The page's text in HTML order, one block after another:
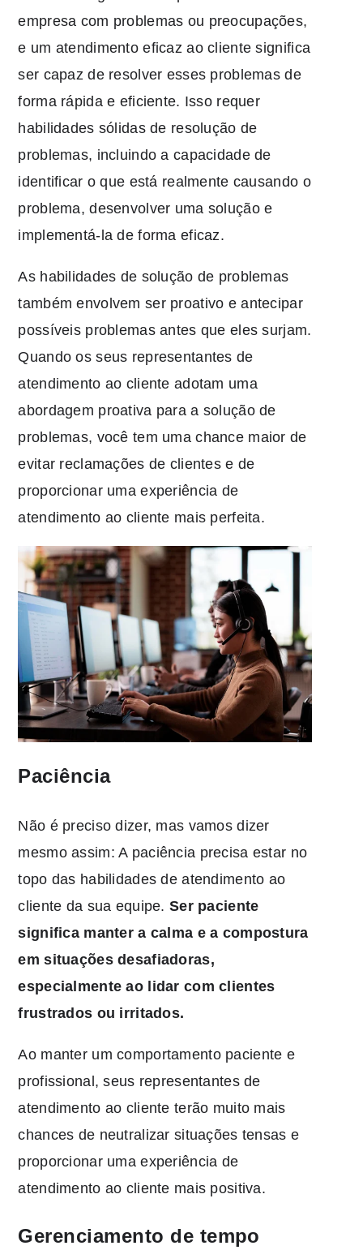
empresa com problemas ou preocupações,
e um atendimento eficaz ao cliente significa
ser capaz de resolver esses problemas de
forma rápida e eficiente. Isso requer
habilidades sólidas de resolução de
problemas, incluindo a capacidade de
identificar o que está realmente causando o
problema, desenvolver uma solução e
implementá-la de forma eficaz.
As habilidades de solução de problemas
também envolvem ser proativo e antecipar
possíveis problemas antes que eles surjam.
Quando os seus representantes de
atendimento ao cliente adotam uma
abordagem proativa para a solução de
problemas, você tem uma chance maior de
evitar reclamações de clientes e de
proporcionar uma experiência de
atendimento ao cliente mais perfeita.
Paciência
Não é preciso dizer, mas vamos dizer
mesmo assim: A paciência precisa estar no
topo das habilidades de atendimento ao
cliente da sua equipe.Ser paciente
significa manter a calma e a compostura
em situações desafiadoras,
especialmente ao lidar com clientes
frustrados ou irritados.
Ao manter um comportamento paciente e
profissional, seus representantes de
atendimento ao cliente terão muito mais
chances de neutralizar situações tensas e
proporcionar uma experiência de
atendimento ao cliente mais positiva.
Gerenciamento de tempo